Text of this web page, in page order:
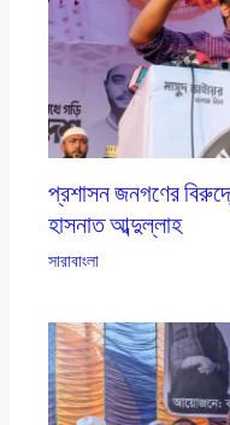
প্রশাসন জনগণের
হাসনাত আব্দুল্লাহ
সারাবাংলা